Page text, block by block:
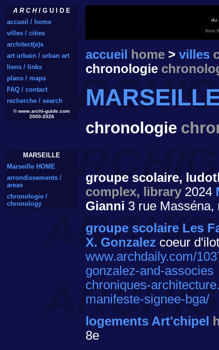
A R C H IG U I D E
accueil / home
villes / cities
architect(e)s
art urbain / urban art
liens / links
plans / maps
FAQ / contact
recherche / search
© www.archi-guide.com
2000-2026
MARSEILLE
Marseille HOME
arrondissements /
areas
chronologie /
chronology
du
from
accueil home > villes
chronologie
chronologie
groupe scolaire,
complex, library 2024
Gianni 3 rue Masséna,
groupe scolaire Les
X. Gonzalez coeur
www.archdaily.com/
gonzalez-and-associes
chroniques-
manifeste-signee-bga/
logements Art'chipel
8e